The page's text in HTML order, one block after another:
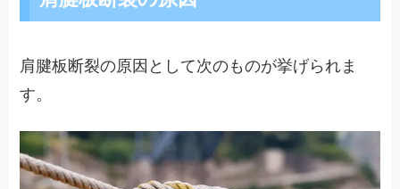
肩腱板断裂の原因として次のものが挙げられま
す。